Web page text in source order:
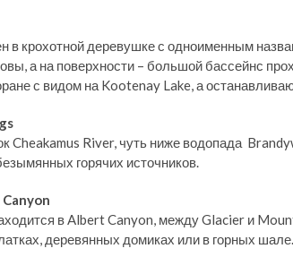
в крохотной деревушке с одноименным
а на поверхности – большой бассейнс
с видом на Kootenay Lake, а
Cheakamus River, чуть ниже водопада
горячих источников.
в Albert Canyon, между Glacier и
деревянных домиках или в горных шале.